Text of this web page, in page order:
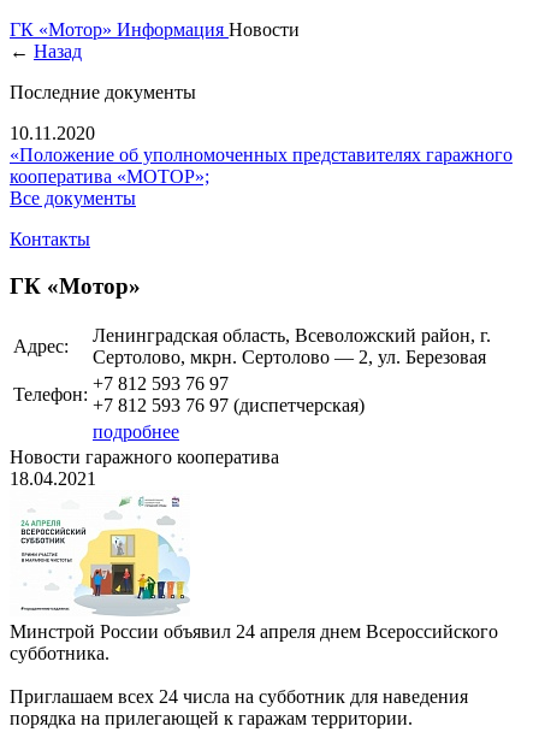
ГК «Мотор» Информация Новости
← Назад
Последние документы
10.11.2020
«Положение об уполномоченных представителях гаражного
кооператива «МОТОР»;
Все документы
Контакты
ГК «Мотор»
Адрес:
Ленинградская область, Всеволожский район, г.
Сертолово, мкрн. Сертолово — 2, ул. Березовая
Телефон:
+7 812 593 76 97
+7 812 593 76 97 (диспетчерская)
подробнее
Новости гаражного кооператива
18.04.2021
Минстрой России объявил 24 апреля днем Всероссийского
субботника.
Приглашаем всех 24 числа на субботник для наведения
порядка на прилегающей к гаражам территории.